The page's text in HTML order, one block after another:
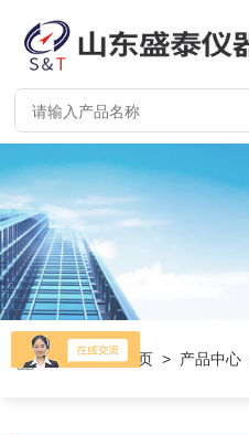
当前位置：首页 > 产品中心